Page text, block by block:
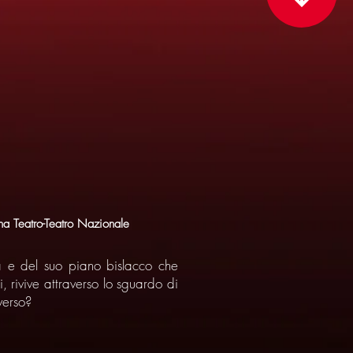
Teatro-Teatro Nazionale
e del suo piano bislacco che
rivive attraverso lo sguardo di